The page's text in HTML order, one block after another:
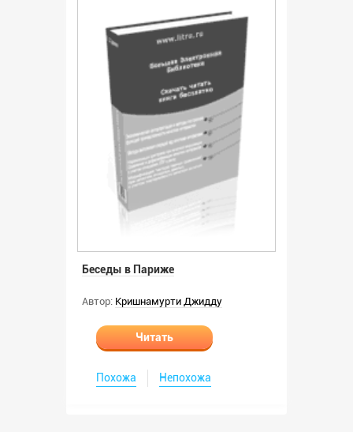
Беседы в Париже
Автор: Кришнамурти Джидду
Читать
Похожа Непохожа